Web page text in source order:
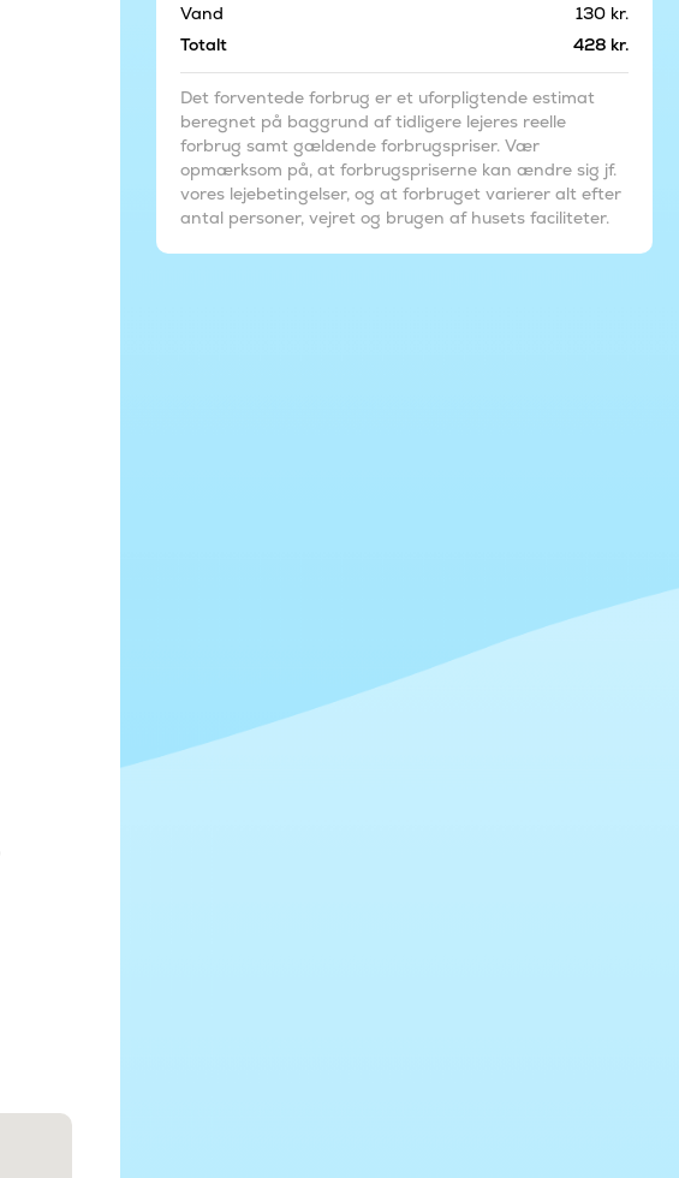
Vand
130 kr.
Totalt
428 kr.
Det forventede forbrug er et uforpligtende estimat
beregnet på baggrund af tidligere lejeres reelle
forbrug samt gældende forbrugspriser. Vær
opmærksom på, at forbrugspriserne kan ændre sig jf.
vores lejebetingelser, og at forbruget varierer alt efter
antal personer, vejret og brugen af husets faciliteter.